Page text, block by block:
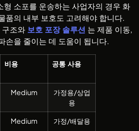
형 소포를 운송하는 사업자의 경우 화
품의 내부 보호도 고려해야 합니다.
구조와 보호 포장 솔루션 는 제품 이동,
손을 줄이는 데 도움이 됩니다.
비용 공통 사용
Medium
가정용/상업
용
Medium 가정/배달용